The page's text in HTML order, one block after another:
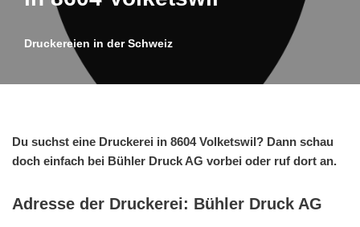
Druckereien in der Schweiz
Du suchst eine Druckerei in 8604 Volketswil? Dann schau
doch einfach bei Bühler Druck AG vorbei oder ruf dort an.
Adresse der Druckerei: Bühler Druck AG